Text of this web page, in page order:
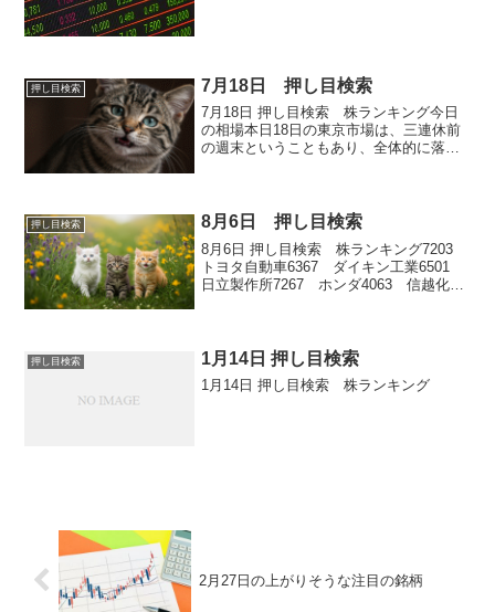
押し目検索 7月18日 押し目検索
7月18日 押し目検索 株ランキング今日
の相場本日18日の東京市場は、三連休前
の週末ということもあり、全体的に落ち
りましたが、...
押し目検索 8月6日 押し目検索
8月6日 押し目検索 株ランキング7203
トヨタ自動車6367 ダイキン工業6501
日立製作所7267 ホンダ4063 信越化学
押し目検索 1月14日 押し目検索
1月14日 押し目検索 株ランキング
2月27日の上がりそうな注目の銘柄